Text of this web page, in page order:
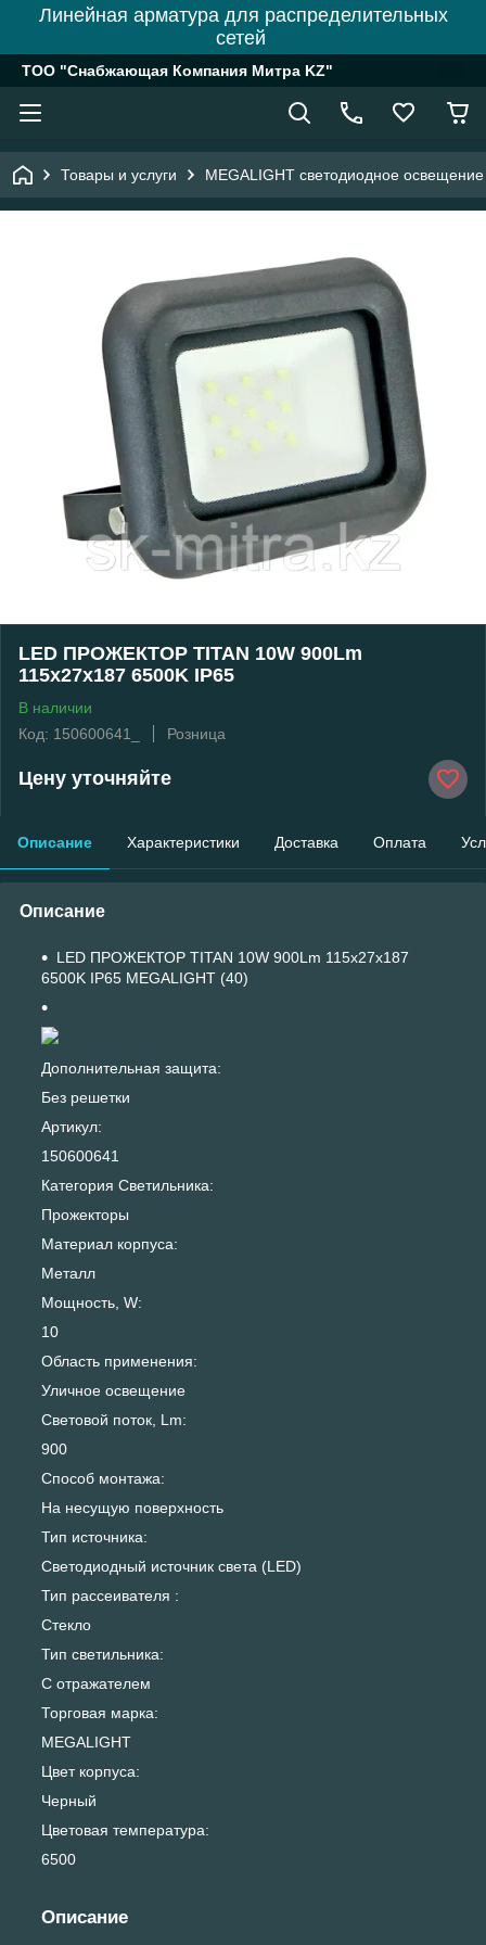
Линейная арматура для распределительных
сетей
ТОО "Снабжающая Компания Митра KZ"
Товары и услуги MEGALIGHT светодиодное освещение
LED ПРОЖЕКТОР TITAN 10W 900Lm
115x27x187 6500K IP65
В наличии
Код: 150600641_
Розница
Цену уточняйте
Описание Характеристики Доставка Оплата
Описание
LED ПРОЖЕКТОР TITAN 10W 900Lm 115x27x187
6500K IP65 MEGALIGHT (40)
Дополнительная защита:
Без решетки
Артикул:
150600641
Категория Светильника:
Прожекторы
Материал корпуса:
Металл
Мощность, W:
10
Область применения:
Уличное освещение
Световой поток, Lm:
900
Способ монтажа:
На несущую поверхность
Тип источника:
Светодиодный источник света (LED)
Тип рассеивателя :
Стекло
Тип светильника:
С отражателем
Торговая марка:
MEGALIGHT
Цвет корпуса:
Черный
Цветовая температура:
6500
Описание